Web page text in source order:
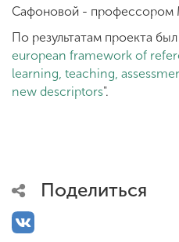
Сафоновой -
По результатам проекта
european framework of
learning, teaching,
new descriptors".
Поделиться